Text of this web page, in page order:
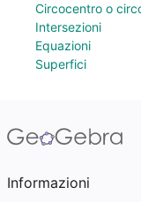
Circocentro o
Intersezioni
Equazioni
Superfici
Informazioni